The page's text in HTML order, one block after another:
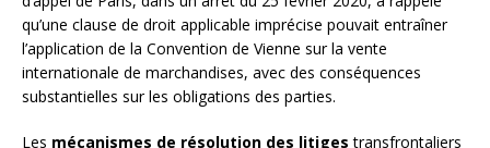
qu’une clause de droit applicable imprécise pouvait entraîner
l’application de la Convention de Vienne sur la vente
internationale de marchandises, avec des conséquences
substantielles sur les obligations des parties.
Les mécanismes de résolution des litiges transfrontaliers